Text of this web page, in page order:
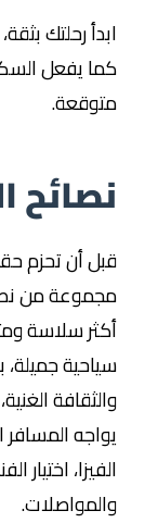
ابدأ رحلتك
كما يفعل
متوقعة.
نصائح
قبل أن تحزم
مجموعة من
أكثر سلاسة
سياحية جميلة،
والثقافة
يواجه
الفيزا، اختيار
والمواصلات.